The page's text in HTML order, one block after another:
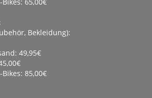
Bekleidung):
49,95€
85,00€